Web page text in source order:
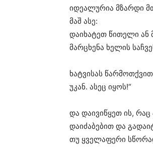
იდეალურია მზარდი
მაშ ასე:
დაიხატეთ წითელი ან
მარცხენა ხელის
ხატვისას
უკან. ასეც იყოს!“
და დაივიწყეთ ის,
დაიძაბებით და
თუ ყველაფერი